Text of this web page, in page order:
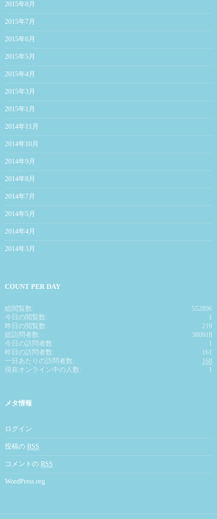
2015年8月
2015年7月
2015年6月
2015年5月
2015年4月
2015年3月
2015年1月
2014年11月
2014年10月
2014年9月
2014年8月
2014年7月
2014年5月
2014年4月
2014年3月
COUNT PER DAY
552896
総閲覧数:
1
今日の閲覧数:
219
昨日の閲覧数:
380918
総訪問者数:
1
今日の訪問者数:
161
昨日の訪問者数:
168
一日あたりの訪問者数:
1
現在オンライン中の人数:
メタ情報
ログイン
投稿の RSS
コメントの RSS
WordPress.org